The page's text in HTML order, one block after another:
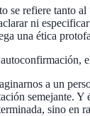
se refiere tanto
ni
una ética
a un
seme­jante.
sino en